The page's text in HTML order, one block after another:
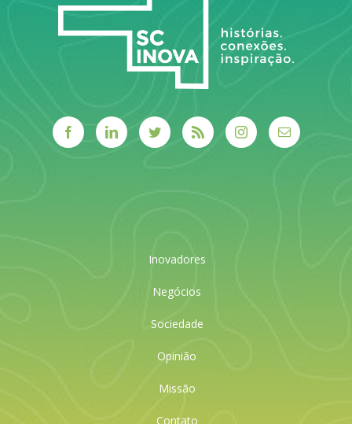
Inovadores
Negócios
Sociedade
Opinião
Missão
Contato